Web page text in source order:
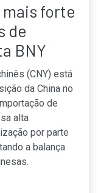
mais forte
de
BNY
(CNY) está
da China no
de
alta
por parte
a balança